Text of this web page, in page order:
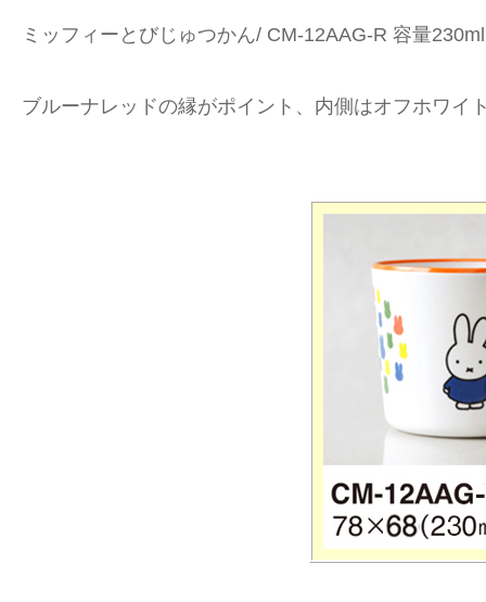
ミッフィーとびじゅつかん/ CM-12AAG-R 容量230ml
ブルーナレッドの縁がポイント、内側はオフホワイ